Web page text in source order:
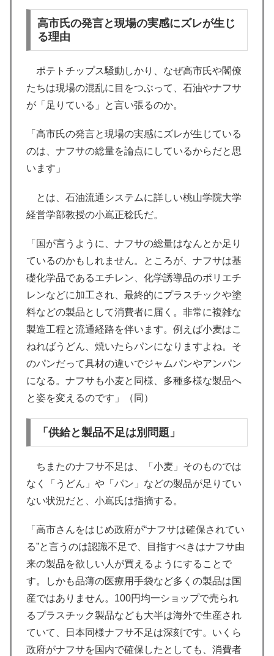
高市氏の発言と現場の実感にズレが生じ
る理由
ポテトチップス騒動しかり、なぜ高市氏や閣僚
たちは現場の混乱に目をつぶって、石油やナフサ
が「足りている」と言い張るのか。
「高市氏の発言と現場の実感にズレが生じている
のは、ナフサの総量を論点にしているからだと思
います」
とは、石油流通システムに詳しい桃山学院大学
経営学部教授の小嶌正稔氏だ。
「国が言うように、ナフサの総量はなんとか足り
ているのかもしれません。ところが、ナフサは基
礎化学品であるエチレン、化学誘導品のポリエチ
レンなどに加工され、最終的にプラスチックや塗
料などの製品として消費者に届く。非常に複雑な
製造工程と流通経路を伴います。例えば小麦はこ
ねればうどん、焼いたらパンになりますよね。そ
のパンだって具材の違いでジャムパンやアンパン
になる。ナフサも小麦と同様、多種多様な製品へ
と姿を変えるのです」（同）
「供給と製品不足は別問題」
ちまたのナフサ不足は、「小麦」そのものでは
なく「うどん」や「パン」などの製品が足りてい
ない状況だと、小嶌氏は指摘する。
「高市さんをはじめ政府が“ナフサは確保されてい
る”と言うのは認識不足で、目指すべきはナフサ由
来の製品を欲しい人が買えるようにすることで
す。しかも品薄の医療用手袋など多くの製品は国
産ではありません。100円均一ショップで売られ
るプラスチック製品なども大半は海外で生産され
ていて、日本同様ナフサ不足は深刻です。いくら
政府がナフサを国内で確保したとしても、消費者